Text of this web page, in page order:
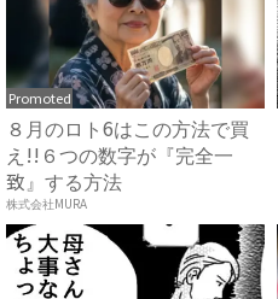
Promoted
８月のロト6はこの方法で買
え!!６つの数字が『完全一
致』する方法
株式会社MURA